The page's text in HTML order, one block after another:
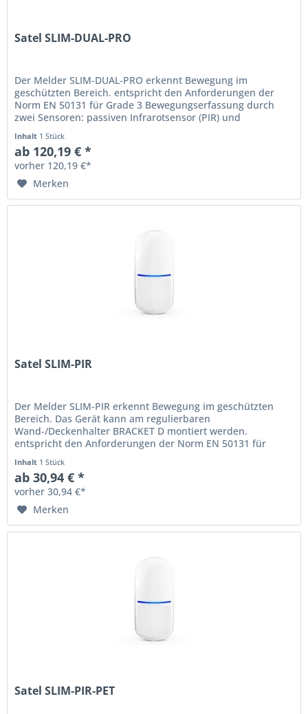
Satel SLIM-DUAL-PRO
Der Melder SLIM-DUAL-PRO erkennt Bewegung im
geschützten Bereich. entspricht den Anforderungen der
Norm EN 50131 für Grade 3 Bewegungserfassung durch
zwei Sensoren: passiven Infrarotsensor (PIR) und
Inhalt 1 Stück
ab 120,19 € *
vorher 120,19 €*
Merken
Satel SLIM-PIR
Der Melder SLIM-PIR erkennt Bewegung im geschützten
Bereich. Das Gerät kann am regulierbaren
Wand-/Deckenhalter BRACKET D montiert werden.
entspricht den Anforderungen der Norm EN 50131 für
Inhalt 1 Stück
ab 30,94 € *
vorher 30,94 €*
Merken
Satel SLIM-PIR-PET